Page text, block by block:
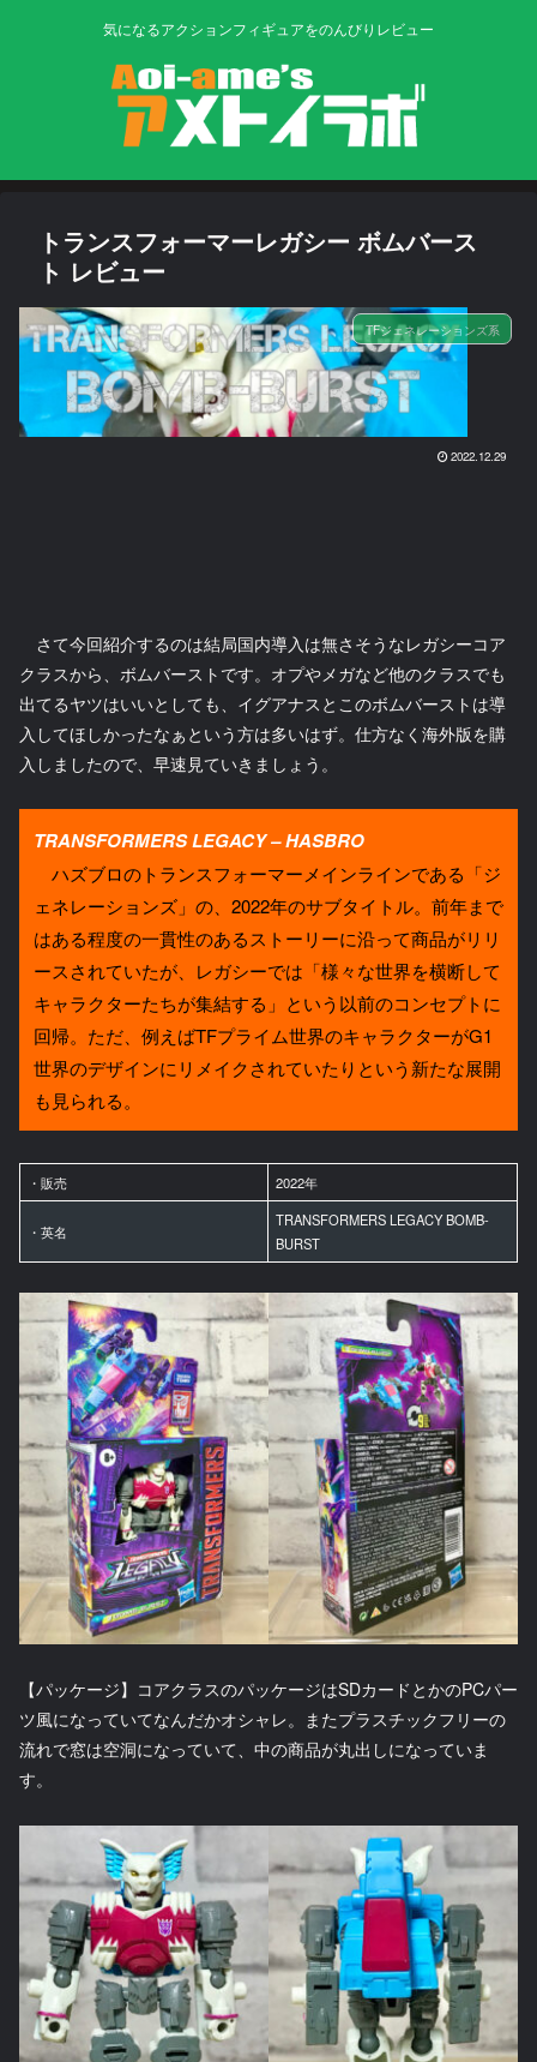
気になるアクションフィギュアをのんびりレビュー
トランスフォーマーレガシー ボムバース
ト レビュー
TFジェネレーションズ系
2022.12.29
さて今回紹介するのは結局国内導入は無さそうなレガシーコア
クラスから、ボムバーストです。オプやメガなど他のクラスでも
出てるヤツはいいとしても、イグアナスとこのボムバーストは導
入してほしかったなぁという方は多いはず。仕方なく海外版を購
入しましたので、早速見ていきましょう。
TRANSFORMERS LEGACY – HASBRO
ハズブロのトランスフォーマーメインラインである「ジ
ェネレーションズ」の、2022年のサブタイトル。前年まで
はある程度の一貫性のあるストーリーに沿って商品がリリ
ースされていたが、レガシーでは「様々な世界を横断して
キャラクターたちが集結する」という以前のコンセプトに
回帰。ただ、例えばTFプライム世界のキャラクターがG1
世界のデザインにリメイクされていたりという新たな展開
も見られる。
・販売 2022年
・英名
TRANSFORMERS LEGACY BOMB-
BURST
【パッケージ】コアクラスのパッケージはSDカードとかのPCパー
ツ風になっていてなんだかオシャレ。またプラスチックフリーの
流れで窓は空洞になっていて、中の商品が丸出しになっていま
す。